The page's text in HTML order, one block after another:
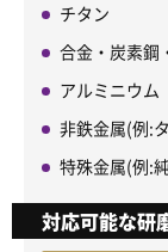
チタン
合金・炭素鋼
アルミニウム
非鉄金属(例:
特殊金属(例:
対応可能な研